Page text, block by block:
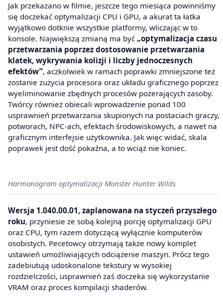
Jak przekazano w filmie, jeszcze tego miesiąca powinniśmy
się doczekać optymalizacji CPU i GPU, a akurat ta łatka
wyjątkowo dotknie wszystkie platformy, wliczając w to
konsole. Największą zmianą ma być „optymalizacja czasu
przetwarzania poprzez dostosowanie przetwarzania
klatek, wykrywania kolizji i liczby jednoczesnych
efektów”, aczkolwiek w ramach poprawki zmniejszone też
zostanie zużycia procesora oraz układu graficznego poprzez
wyeliminowanie zbędnych procesów pożerających zasoby.
Twórcy również obiecali wprowadzenie ponad 100
usprawnień przetwarzania skupionych na postaciach graczy,
potworach, NPC-ach, efektach środowiskowych, a nawet na
graficznym interfejsie użytkownika. Jak więc widać, skala
poprawek jest dość pokaźna, a to wciąż nie koniec.
Harmonogram optymalizacji Monster Hunter Wilds
Wersja 1.040.00.01, zaplanowana na styczeń przyszłego
roku, przyniesie ze sobą kolejną porcję optymalizacji GPU
oraz CPU, tym razem dotyczącą wyłącznie komputerów
osobistych. Pecetowcy otrzymają także nowy komplet
ustawień umożliwiających odciążenie maszyn. Prócz tego
zadebiutują udoskonalone tekstury w wysokiej
rozdzielczości, usprawnień zaś doczeka się wykorzystanie
VRAM oraz proces kompilacji shaderów.